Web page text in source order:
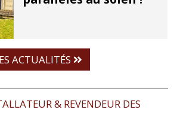
ACTUALITÉS
& REVENDEUR DES